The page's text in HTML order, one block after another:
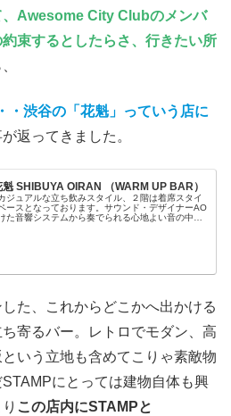
、Awesome City Clubのメンバ
束するとしたらさ、行きたい所
・渋谷の「花魁」っていう店に
返ってきました。
SHIBUYA OIRAN （WARM UP BAR）
ジュアルな立ち飲みスタイル、２階は着席スタイ
ースとなっております。サウンド・デザイナーAO
た音響システムから奏でられる心地よい音の中
た、これからどこかへ出かける
寄るバー。レトロでモダン、高
いう立地も含めてこりゃ素敵物
にとっては建物自体も興
この店内にSTAMPと